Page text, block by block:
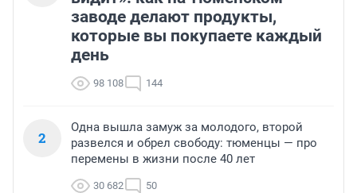
заводе делают продукты,
которые вы покупаете каждый
день
98 108 144
2
Одна вышла замуж за молодого, второй
развелся и обрел свободу: тюменцы — про
перемены в жизни после 40 лет
30 682 50